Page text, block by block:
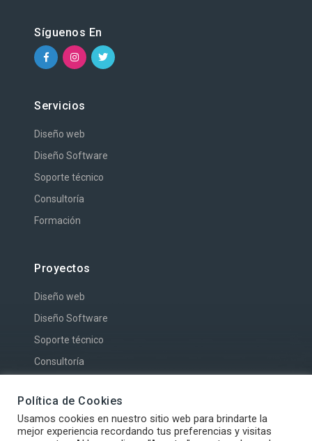
Síguenos En
Servicios
Diseño web
Diseño Software
Soporte técnico
Consultoría
Formación
Proyectos
Diseño web
Diseño Software
Soporte técnico
Consultoría
Política de Cookies
Usamos cookies en nuestro sitio web para brindarte la
mejor experiencia recordando tus preferencias y visitas